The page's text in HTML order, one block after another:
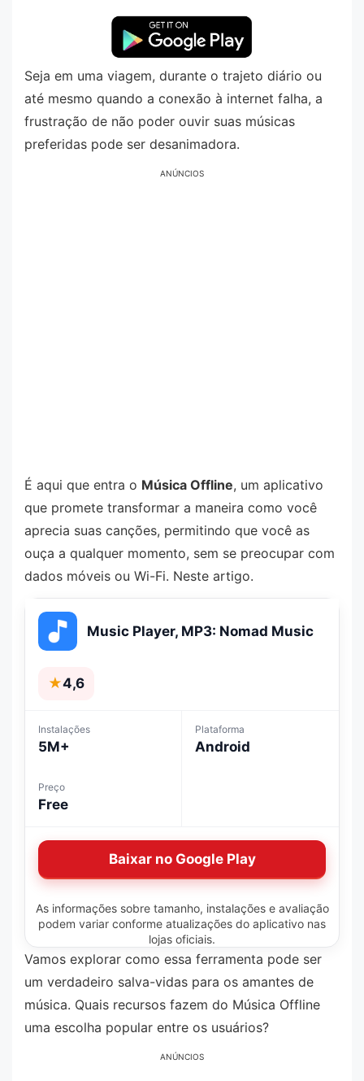
Seja em uma viagem, durante o trajeto diário ou
até mesmo quando a conexão à internet falha, a
frustração de não poder ouvir suas músicas
preferidas pode ser desanimadora.
ANÚNCIOS
É aqui que entra o Música Offline, um aplicativo
que promete transformar a maneira como você
aprecia suas canções, permitindo que você as
ouça a qualquer momento, sem se preocupar com
dados móveis ou Wi-Fi. Neste artigo.
Music Player, MP3: Nomad Music
★4,6
Instalações
5M+
Plataforma
Android
Preço
Free
Baixar no Google Play
As informações sobre tamanho, instalações e avaliação
podem variar conforme atualizações do aplicativo nas
lojas oficiais.
Vamos explorar como essa ferramenta pode ser
um verdadeiro salva-vidas para os amantes de
música. Quais recursos fazem do Música Offline
uma escolha popular entre os usuários?
ANÚNCIOS